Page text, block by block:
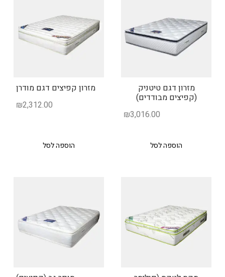
מזרון דגם טיטניק
(קפיצים מבודדים)
₪3,016.00
הוספה לסל
מזרון קפיצים דגם מודרן
₪2,312.00
הוספה לסל